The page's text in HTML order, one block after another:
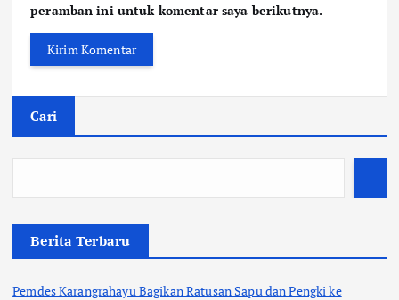
peramban ini untuk komentar saya berikutnya.
Cari
Berita Terbaru
Pemdes Karangrahayu Bagikan Ratusan Sapu dan Pengki ke